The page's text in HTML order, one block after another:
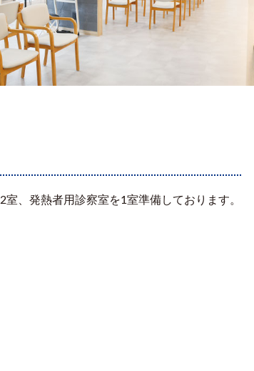
室、発熱者用診察室を1室準備しております。